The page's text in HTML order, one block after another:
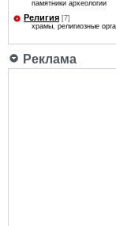
памятники археологии
Религия [7]
храмы, религиозные
Реклама